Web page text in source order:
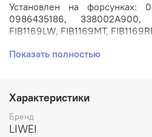
Установлен на форсунках:
0986435186, 338002A900,
FIB1169LW, FIB1169MT,
Применяется на
Артикул: DLLA156P1742.
Номера аналогов: 0433172065.
Показать полностью
Характеристики
Бренд
LIWEI